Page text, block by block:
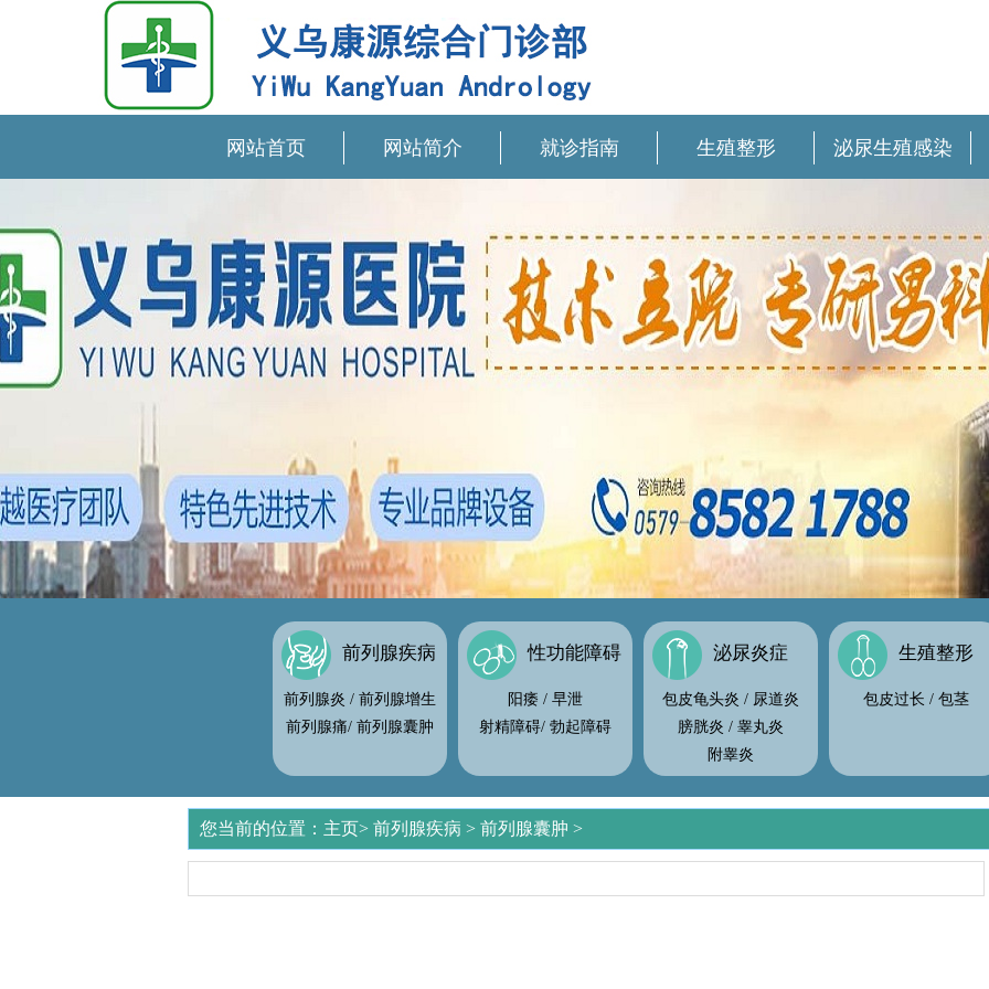
网站首页 网站简介 就诊指南 生殖整形 泌尿生殖感染
前列腺疾病
前列腺炎 / 前列腺增生
前列腺痛/ 前列腺囊肿
性功能障碍
阳痿 / 早泄
射精障碍/ 勃起障碍
泌尿炎症
包皮龟头炎 / 尿道炎
膀胱炎 / 睾丸炎
附睾炎
生殖整形
包皮过长 / 包茎
您当前的位置： 主页> 前列腺疾病 > 前列腺囊肿 >